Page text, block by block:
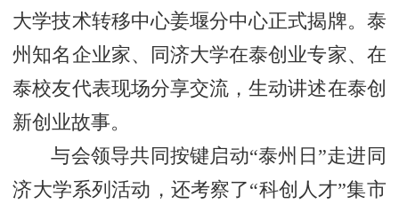
大学技术转移中心姜堰分中心正式揭牌。泰
州知名企业家、同济大学在泰创业专家、在
泰校友代表现场分享交流，生动讲述在泰创
新创业故事。
与会领导共同按键启动“泰州日”走进同
济大学系列活动，还考察了“科创人才”集市